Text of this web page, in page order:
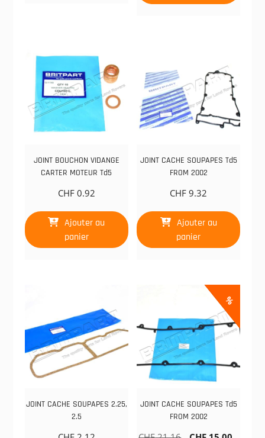
JOINT BOUCHON VIDANGE
CARTER MOTEUR Td5
CHF0.92
Ajouter au
panier
JOINT CACHE SOUPAPES Td5
FROM 2002
CHF 9.32
Ajouter au
panier
JOINT CACHE SOUPAPES 2.25,
2.5
%
JOINT CACHE SOUPAPES Td5
FROM 2002